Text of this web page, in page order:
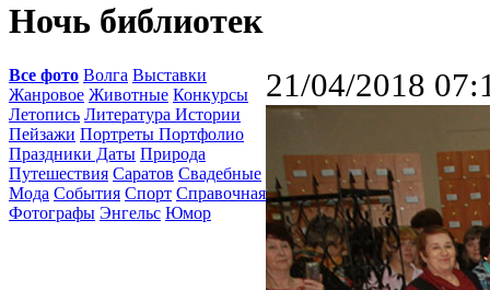
Ночь библиотек
Все фото Волга Выставки
Жанровое Животные Конкурсы
Летопись Литература Истории
Пейзажи Портреты Портфолио
Праздники Даты Природа
Путешествия Саратов Свадебные
Мода События Спорт Справочная
Фотографы Энгельс Юмор
21/04/2018